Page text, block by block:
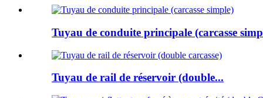
Tuyau de conduite principale (carcasse
Tuyau de rail de réservoir (double...